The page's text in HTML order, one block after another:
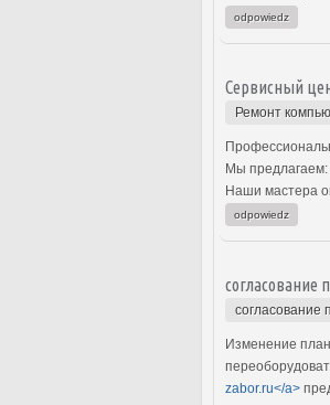
odpowiedz
Сервисный
Ремонт
Мы предлагаем:
Наши мастера
odpowiedz
согласование
согласование
Изменение
zabor.ru</a>